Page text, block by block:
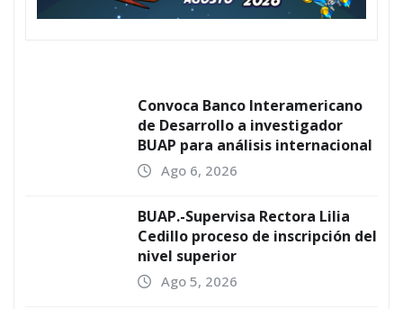
Convoca Banco Interamericano
de Desarrollo a investigador
BUAP para análisis internacional
Ago 6, 2026
BUAP.-Supervisa Rectora Lilia
Cedillo proceso de inscripción del
nivel superior
Ago 5, 2026